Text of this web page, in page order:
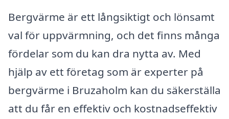
Bergvärme är ett långsiktigt och lönsamt
val för uppvärmning, och det finns många
fördelar som du kan dra nytta av. Med
hjälp av ett företag som är experter på
bergvärme i Bruzaholm kan du säkerställa
att du får en effektiv och kostnadseffektiv